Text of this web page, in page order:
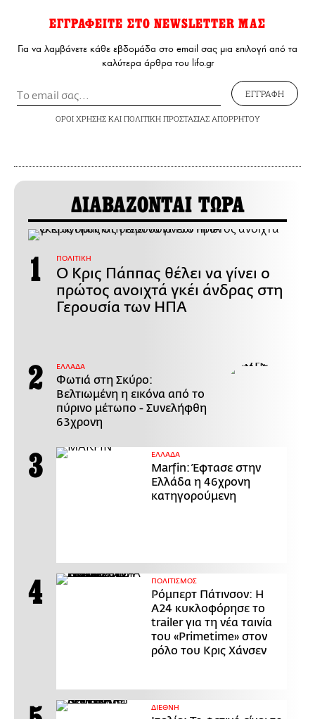
ΕΓΓΡΑΦΕΙΤΕ ΣΤΟ NEWSLETTER ΜΑΣ
Για να λαμβάνετε κάθε εβδομάδα στο email σας μια επιλογή από τα
καλύτερα άρθρα του lifo.gr
ΕΓΓΡΑΦΗ
ΟΡΟΙ ΧΡΗΣΗΣΚΑΙ ΠΟΛΙΤΙΚΗ ΠΡΟΣΤΑΣΙΑΣ ΑΠΟΡΡΗΤΟΥ
ΔΙΑΒΑΖΟΝΤΑΙ ΤΩΡΑ
ΠΟΛΙΤΙΚΗ
Ο Κρις Πάππας θέλει να γίνει ο
πρώτος ανοιχτά γκέι άνδρας στη
Γερουσία των ΗΠΑ
ΕΛΛΑΔΑ
Φωτιά στη Σκύρο:
Βελτιωμένη η εικόνα από το
πύρινο μέτωπο - Συνελήφθη
63χρονη
ΕΛΛΑΔΑ
Marfin: Έφτασε στην
Ελλάδα η 46χρονη
κατηγορούμενη
ΠΟΛΙΤΙΣΜΟΣ
Ρόμπερτ Πάτινσον: Η
Α24 κυκλοφόρησε το
trailer για τη νέα ταινία
του «Primetime» στον
ρόλο του Κρις Χάνσεν
ΔΙΕΘΝΗ